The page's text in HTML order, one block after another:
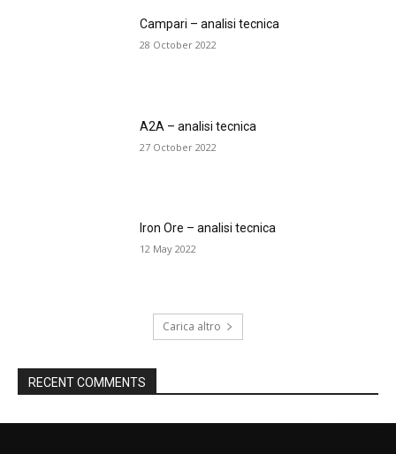
Campari – analisi tecnica
28 October 2022
A2A – analisi tecnica
27 October 2022
Iron Ore – analisi tecnica
12 May 2022
Carica altro
RECENT COMMENTS